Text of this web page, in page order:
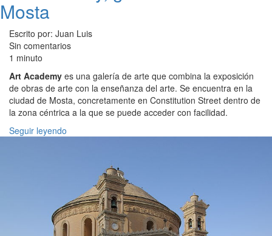
Mosta
Escrito por: Juan Luis
Sin comentarios
1 minuto
Art Academy es una galería de arte que combina la exposición
de obras de arte con la enseñanza del arte. Se encuentra en la
ciudad de Mosta, concretamente en Constitution Street dentro de
la zona céntrica a la que se puede acceder con facilidad.
Seguir leyendo